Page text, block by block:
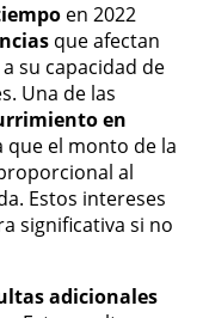
en 2022
que afectan
su capacidad de
Una de las
en
que el monto de la
al
Estos intereses
significativa si no
adicionales